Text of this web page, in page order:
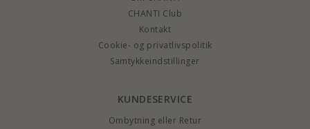
CHANTI Club
Kontakt
Cookie- og privatlivspolitik
Samtykkeindstillinger
KUNDESERVICE
Ombytning eller Retur